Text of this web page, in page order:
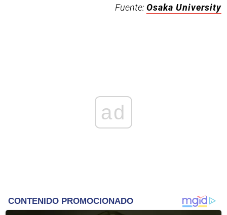
Fuente: Osaka University
ad